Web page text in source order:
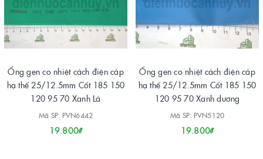
Ống gen co nhiệt cách điện cáp
hạ thế 25/12.5mm Cốt 185 150
120 95 70 Xanh Lá
Mã SP: PVN6442
19.800₫
Ống gen co nhiệt cách điện cáp
hạ thế 25/12.5mm Cốt 185 150
120 95 70 Xanh dương
Mã SP: PVN5120
19.800₫